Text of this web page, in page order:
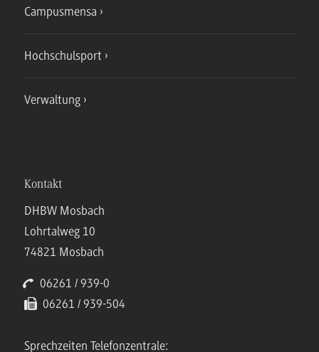
Campusmensa
Hochschulsport
Verwaltung
Kontakt
DHBW Mosbach
Lohrtalweg 10
74821 Mosbach
06261 / 939-0
06261 / 939-504
Sprechzeiten Telefonzentrale: